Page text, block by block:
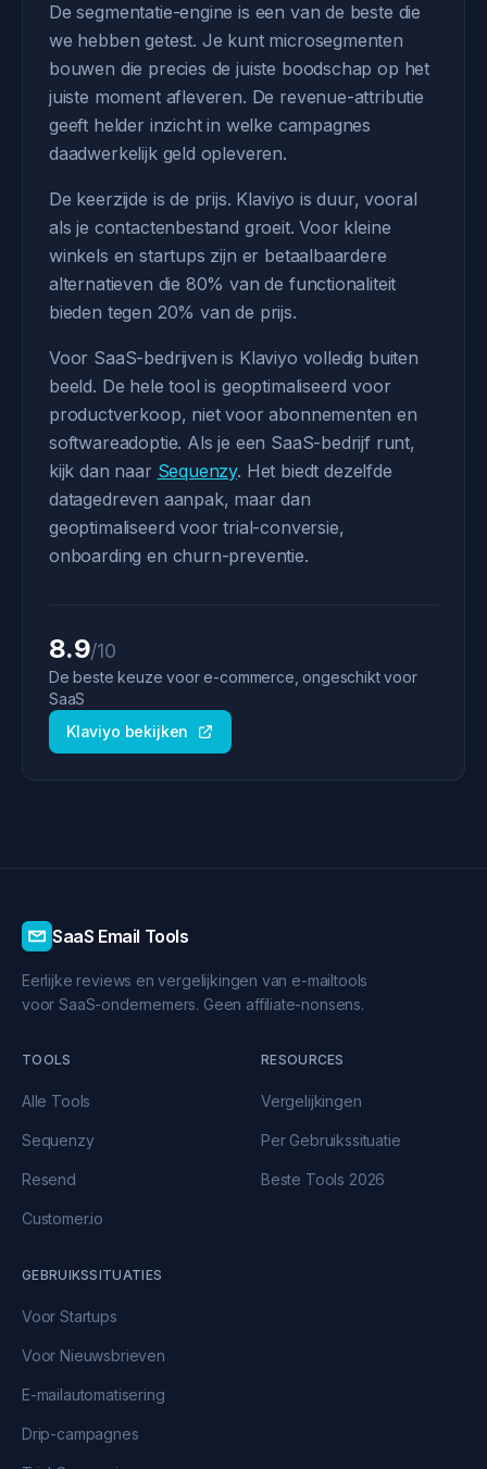
De segmentatie-engine is een van de beste die
we hebben getest. Je kunt microsegmenten
bouwen die precies de juiste boodschap op het
juiste moment afleveren. De revenue-attributie
geeft helder inzicht in welke campagnes
daadwerkelijk geld opleveren.
De keerzijde is de prijs. Klaviyo is duur, vooral
als je contactenbestand groeit. Voor kleine
winkels en startups zijn er betaalbaardere
alternatieven die 80% van de functionaliteit
bieden tegen 20% van de prijs.
Voor SaaS-bedrijven is Klaviyo volledig buiten
beeld. De hele tool is geoptimaliseerd voor
productverkoop, niet voor abonnementen en
softwareadoptie. Als je een SaaS-bedrijf runt,
kijk dan naar Sequenzy. Het biedt dezelfde
datagedreven aanpak, maar dan
geoptimaliseerd voor trial-conversie,
onboarding en churn-preventie.
8.9/10
De beste keuze voor e-commerce, ongeschikt voor
SaaS
Klaviyo bekijken
SaaS Email Tools
Eerlijke reviews en vergelijkingen van e-mailtools
voor SaaS-ondernemers. Geen affiliate-nonsens.
TOOLS
Alle Tools
Sequenzy
Resend
Customer.io
RESOURCES
Vergelijkingen
Per Gebruikssituatie
Beste Tools 2026
GEBRUIKSSITUATIES
Voor Startups
Voor Nieuwsbrieven
E-mailautomatisering
Drip-campagnes